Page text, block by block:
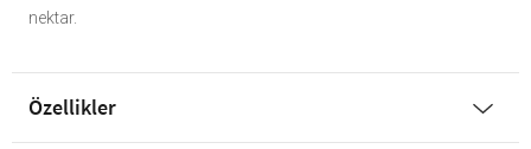
nektar.
Özellikler